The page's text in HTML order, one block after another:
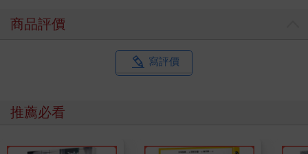
商品評價
寫評價
推薦必看